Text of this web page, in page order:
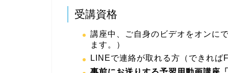
受講資格
講座中、ご自身のビデオをオンに
ます。）
LINEで連絡が取れる方（できれば